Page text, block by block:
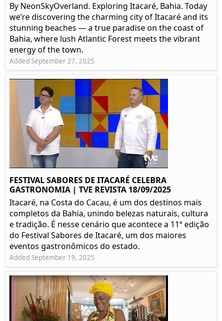
By NeonSkyOverland. Exploring Itacaré, Bahia. Today
we’re discovering the charming city of Itacaré and its
stunning beaches — a true paradise on the coast of
Bahia, where lush Atlantic Forest meets the vibrant
energy of the town.
Added September 27, 2025
FESTIVAL SABORES DE ITACARÉ CELEBRA
GASTRONOMIA | TVE REVISTA 18/09/2025
Itacaré, na Costa do Cacau, é um dos destinos mais
completos da Bahia, unindo belezas naturais, cultura
e tradição. É nesse cenário que acontece a 11ª edição
do Festival Sabores de Itacaré, um dos maiores
eventos gastronômicos do estado.
Added September 19, 2025